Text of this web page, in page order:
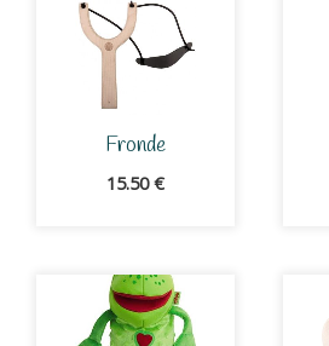
Fronde
15.50€